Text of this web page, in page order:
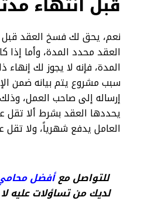
نعم، يحق لك فسخ العقد قبل
العقد محدد المدة، وأما إذا
المدة، فإنه لا يجوز لك إنهاء
سبب مشروع يتم بيانه ضمن
إرساله إلى صاحب العمل،
العامل يدفع شهرياً، ولا تقل عن 30 يوماً في غير
للتواصل معأفضل
لديك من تساؤلات عليه